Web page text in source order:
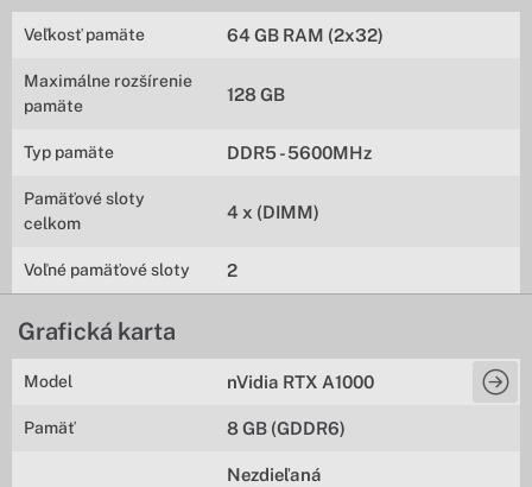
Veľkosť pamäte 64 GB RAM (2x32)
Maximálne rozšírenie
pamäte
128 GB
Typ pamäte DDR5 - 5600MHz
Pamäťové sloty
celkom
4 x (DIMM)
Voľné pamäťové sloty 2
Grafická karta
Model nVidia RTX A1000
Pamäť 8 GB (GDDR6)
Nezdieľaná